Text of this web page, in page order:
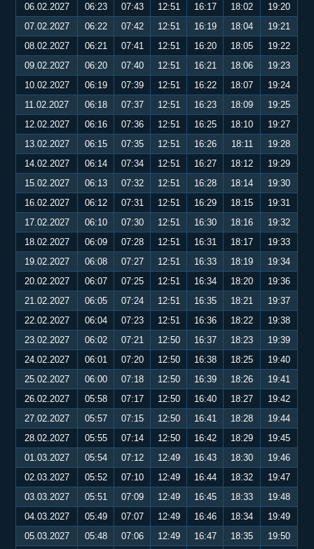
06.02.2027
06:23 07:43 12:51 16:17 18:02
19:20
07.02.2027
06:22 07:42 12:51 16:19 18:04
19:21
08.02.2027
06:21 07:41 12:51 16:20 18:05
19:22
09.02.2027
06:20 07:40 12:51 16:21 18:06
19:23
10.02.2027
06:19 07:39 12:51 16:22 18:07
19:24
11.02.2027
06:18 07:37 12:51 16:23 18:09
19:25
12.02.2027
06:16 07:36 12:51 16:25 18:10
19:27
13.02.2027
06:15 07:35 12:51 16:26 18:11
19:28
14.02.2027
06:14 07:34 12:51 16:27 18:12
19:29
15.02.2027
06:13 07:32 12:51 16:28 18:14
19:30
16.02.2027
06:12 07:31 12:51 16:29 18:15
19:31
17.02.2027
06:10 07:30 12:51 16:30 18:16
19:32
18.02.2027
06:09 07:28 12:51 16:31 18:17
19:33
19.02.2027
06:08 07:27 12:51 16:33 18:19
19:34
20.02.2027
06:07 07:25 12:51 16:34 18:20
19:36
21.02.2027
06:05 07:24 12:51 16:35 18:21
19:37
22.02.2027
06:04 07:23 12:51 16:36 18:22
19:38
23.02.2027
06:02 07:21 12:50 16:37 18:23
19:39
24.02.2027
06:01 07:20 12:50 16:38 18:25
19:40
25.02.2027
06:00 07:18 12:50 16:39 18:26
19:41
26.02.2027
05:58 07:17 12:50 16:40 18:27
19:42
27.02.2027
05:57 07:15 12:50 16:41 18:28
19:44
28.02.2027
05:55 07:14 12:50 16:42 18:29
19:45
01.03.2027
05:54 07:12 12:49 16:43 18:30
19:46
02.03.2027
05:52 07:10 12:49 16:44 18:32
19:47
03.03.2027
05:51 07:09 12:49 16:45 18:33
19:48
04.03.2027
05:49 07:07 12:49 16:46 18:34
19:49
05.03.2027
05:48 07:06 12:49 16:47 18:35
19:50